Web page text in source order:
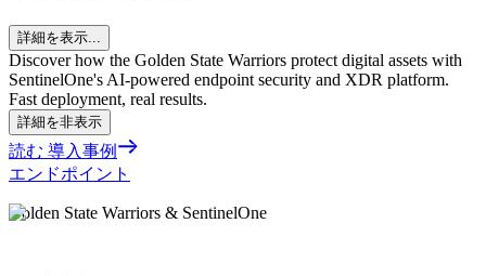
詳細を表示...
Discover how the Golden State Warriors protect digital assets with
SentinelOne's AI-powered endpoint security and XDR platform.
Fast deployment, real results.
詳細を非表示
読む 導入事例
エンドポイント
Golden State Warriors & SentinelOne